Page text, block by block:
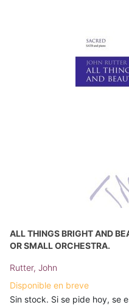
ALL THINGS BRIGHT AND
OR SMALL ORCHESTRA.
Rutter, John
Disponible en breve
Sin stock. Si se pide hoy, se